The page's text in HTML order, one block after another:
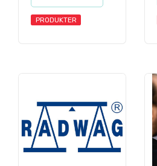
PRODUKTER